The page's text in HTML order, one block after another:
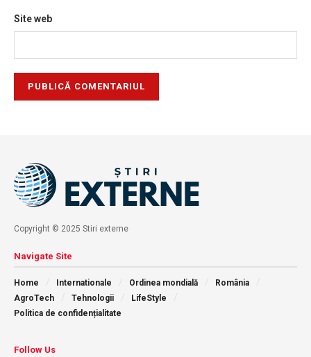
Site web
Copyright © 2025 Stiri externe
Navigate Site
Home Internationale Ordinea mondială
România
AgroTech
Tehnologii
LifeStyle
Politica de confidențialitate
Follow Us